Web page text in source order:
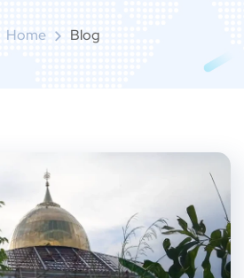
Home Blog